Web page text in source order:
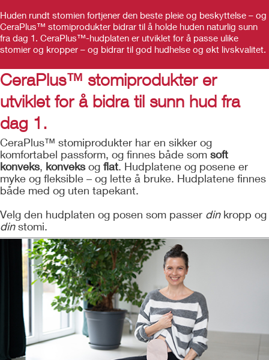
Huden rundt stomien fortjener den beste pleie og beskyttelse – og
CeraPlus™ stomiprodukter bidrar til å holde huden naturlig sunn
fra dag 1. CeraPlus™-hudplaten er utviklet for å passe ulike
stomier og kropper – og bidrar til god hudhelse og økt livskvalitet.
CeraPlus™ stomiprodukter er
utviklet for å bidra til sunn hud fra
dag 1.
CeraPlus™ stomiprodukter har en sikker og
komfortabel passform, og finnes både som soft
konveks, konveksog flat. Hudplatene og posene er
myke og fleksible – og lette å bruke. Hudplatene finnes
både med og uten tapekant.
Velg den hudplaten og posen som passer din kropp og
dinstomi.